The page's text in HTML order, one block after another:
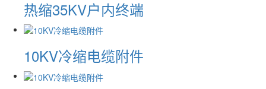
热缩35KV户内终端
10KV冷缩电缆附件